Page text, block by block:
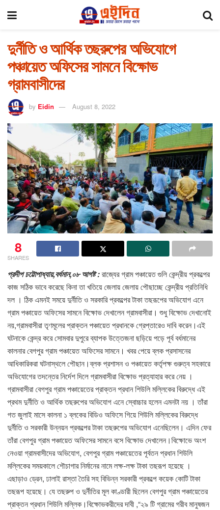
দুর্নীতি ও আর্থিক তছরুপের অভিযোগে
পঞ্চায়েত অফিসের সামনে বিক্ষোভ
গ্রামবাসীদের
by Eidin August 8, 2022
8
SHARES
প্রদীপ চট্টোপাধ্যায়,বর্ধমান,০৮ আগষ্ট :রাজ্যের গ্রাম পঞ্চায়েত গুলি কেন্দ্রীয় প্রকল্পের
কাজ সঠিক ভাবে করেছে কিনা তা খতিয়ে জেলায় জেলায় পৌছাচ্ছে কেন্দ্রীয় প্রতিনিধি
দল । ঠিক এমনই সময়ে দুর্নীতি ও সরকারি প্রকল্পের টাকা তছরূপের অভিযোগ এনে
গ্রাম পঞ্চায়েত অফিসের সামনে বিক্ষোভ দেখালেন গ্রামবাসীরা। শুধু বিক্ষোভ দেখানোই
নয়,গ্রামবাসীরা তৃণমূলের প্রাক্তন পঞ্চায়েত প্রধানকে গ্রেপ্তারেও দাবি করেন।এই
ঘটনাকে কেন্দ্র করে সোমবার দুপুরে ব্যাপক উত্তেজনা ছড়িয়ে পড়ে পূর্ব বর্ধমানের
কালনার বেগপুর গ্রাম পঞ্চায়েত অফিসের সামনে। খবর পেয়ে ব্লক প্রসাসনের
আধিকারিকরা ঘটনাস্থলে পৌছান।ব্লক প্রশাসন ও পঞ্চায়েত কর্তৃপক্ষ গুরুত্ব সহকারে
অভিযোগের তদন্তের নির্দেশ দিলে গ্রামবাসীরা বিক্ষোভ প্রত্যাহার করে নেয় ।
গ্রামবাসীরা বেগপুর গ্রাম পঞ্চায়েতের প্রাক্তন প্রধান শিউলি মল্লিকের বিরুদ্ধে এই
প্রথম দুর্নীতি ও আর্থিক তছরুপের অভিযোগ এনে স্বোচ্চার হলেন এমনটা নয় । তাঁরা
গত জুলাই মাসে কালনা ১ ব্লকের বিডিও অফিসে গিয়ে শিউলি মল্লিকের বিরুদ্ধে
দুর্নীতি ও সরকারী উন্নয়ন প্রকল্পের টাকা তছরুপের অভিযোগ এনেছিলেন। এদিন ফের
তাঁরা বেগপুর গ্রাম পঞ্চায়েত অফিসের সামনে বসে বিক্ষোভ দেখালেন।বিক্ষোভে অংশ
নেওয়া গ্রামবাসীদের অভিযোগ, বেগপুর গ্রাম পঞ্চায়েতের পূর্বতন প্রধান শিউলি
মল্লিকের সময়কালে শৌচাগার নির্মানের নামে লক্ষ-লক্ষ টাকা তছরূপ হয়েছে ।
এছাড়াও ড্রেন, ঢালাই রাস্তা তৈরি সহ বিভিন্ন সরকারী প্রকল্পে কয়েক কোটি টাকা
তছরূপ হয়েছে। যে তছরুপ ও দুর্নীতির মূল কাণ্ডারী ছিলেন বেগপুর গ্রাম পঞ্চায়েতের
প্রাক্তন প্রধান শিউলি মল্লিক।বিক্ষোভকরীদের দাবী ,“২৯ টি গ্রামের গরীব মানুষজন